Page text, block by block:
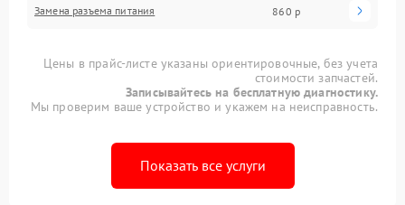
Замена разъема питания 860 р
Цены в прайс-листе указаны ориентировочные, без учета
стоимости запчастей.
Записывайтесь на бесплатную диагностику.
Мы проверим ваше устройство и укажем на неисправность.
Показать все услуги